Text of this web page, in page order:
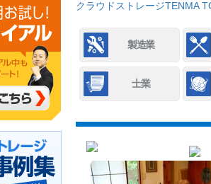
クラウドストレージTENMA
製造業
士業